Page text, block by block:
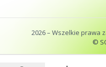
2026– Wszelkie prawa
©